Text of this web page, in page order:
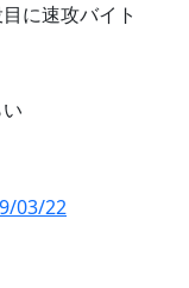
に速攻バイト